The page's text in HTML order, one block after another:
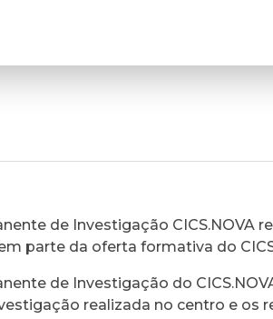
de Investigação CICS.NOVA
parte da oferta formativa do
de Investigação do
realizada no centro e os